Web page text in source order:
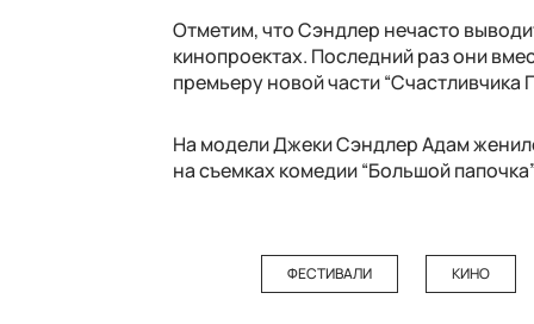
Отметим, что Сэндлер нечасто
кинопроектах. Последний раз они
премьеру новой части “Счастливчика
На модели Джеки Сэндлер Адам
на съемках комедии “Большой
ФЕСТИВАЛИ КИНО